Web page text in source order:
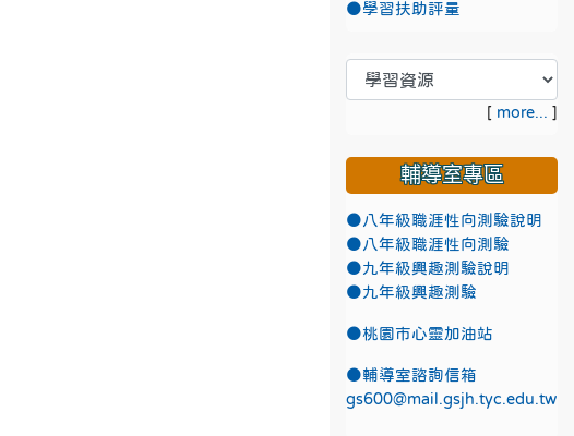
●學習扶助評量
[ more... ]
輔導室專區
●八年級職涯性向測驗說明
●八年級職涯性向測驗
●九年級興趣測驗說明
●九年級興趣測驗
●桃園市心靈加油站
●輔導室諮詢信箱
gs600@mail.gsjh.tyc.edu.tw